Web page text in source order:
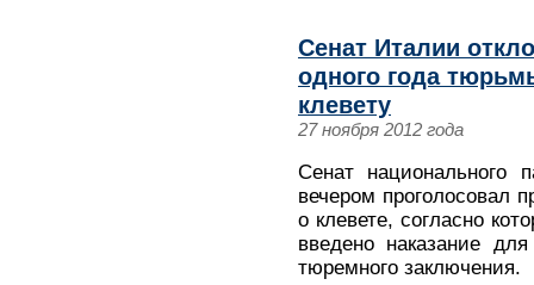
Сенат Италии
одного года
клевету
27 ноября 2012 года
Сенат национального
вечером проголосовал
о клевете, согласно
введено наказание
тюремного заключения.